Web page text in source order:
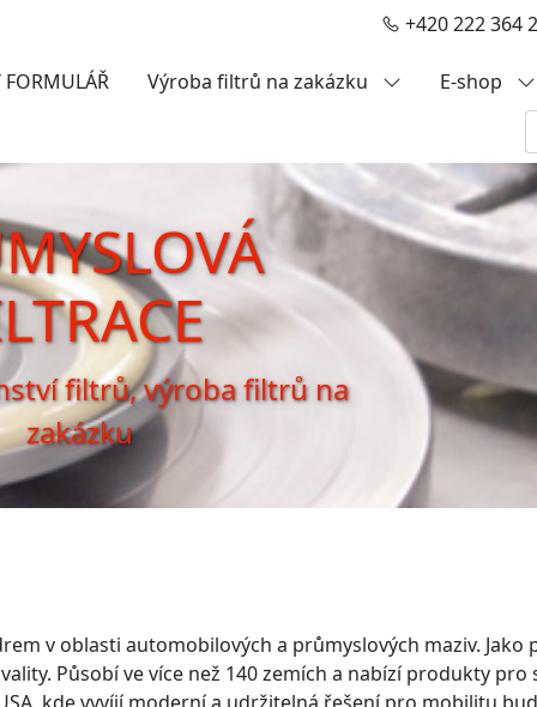
+420 222 364
FORMULÁŘ Výroba filtrů na zakázku E-shop
filtrů, výroba filtrů na
zakázku
v oblasti automobilových a průmyslových maziv. Jako
Působí ve více než 140 zemích a nabízí produkty pro